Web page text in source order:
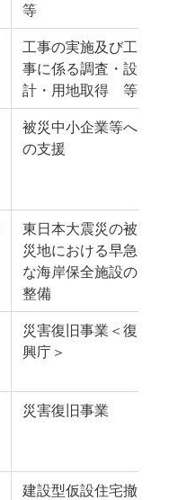
等
工事の実施及び工
事に係る調査・設
計・用地取得 等
被災中小企業等へ
の支援
東日本大震災の被
災地における早急
な海岸保全施設の
整備
災害復旧事業＜復
興庁＞
災害復旧事業
建設型仮設住宅撤